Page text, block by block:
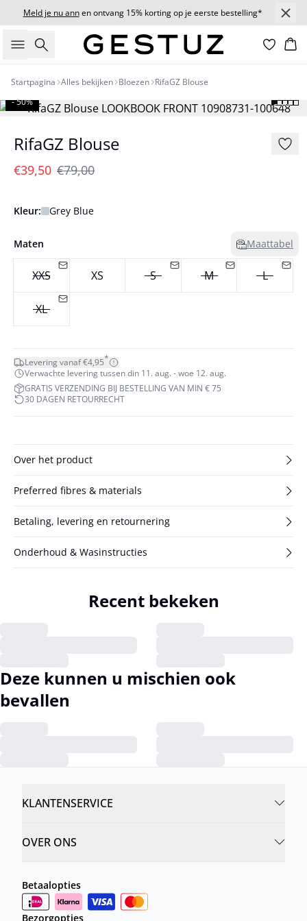
Meld je nu annen ontvang 15% korting op je eerste bestelling*
Zoeken
Startpagina Alles bekijken Bloezen RifaGZ Blouse
- 50%
RifaGZ Blouse
€39,50 €79,00
Kleur: Grey Blue
Maten Maattabel
XXS XS S M L
XL
Levering vanaf €4,95*
Verwachte levering tussen din 11. aug. - woe 12. aug.
GRATIS VERZENDING BIJ BESTELLING VAN MIN € 75
30 DAGEN RETOURRECHT
Over het product
Preferred fibres & materials
Betaling, levering en retournering
Onderhoud & Wasinstructies
Recent bekeken
Deze kunnen u mischien ook
bevallen
KLANTENSERVICE
OVER ONS
Betaalopties
Bezorgopties